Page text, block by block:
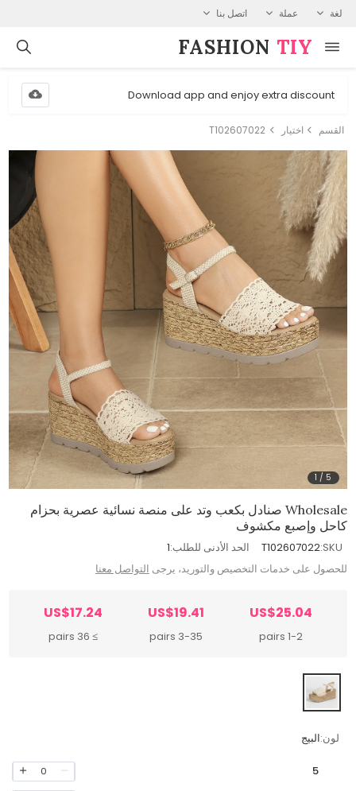
لغة عملة اتصل بنا
FASHION⁠ TIY
Download app and enjoy extra discount
القسم اختيار T102607022
1 / 5
Wholesale صنادل بكعب وتد على منصة نسائية عصرية بحزام
كاحل وإصبع مكشوف
SKU:
T102607022 الحد الأدنى للطلب:1
للحصول على خدمات التخصيص والتوريد، يرجى التواصل معنا
US$25.04
1-2 pairs
US$19.41
3-35 pairs
US$17.24
≥ 36 pairs
لون:البيج
5
0